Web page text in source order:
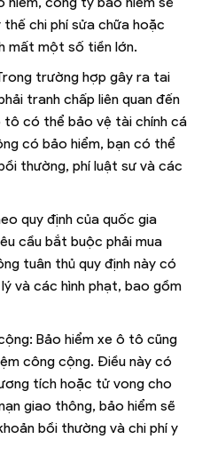
chi phí sửa chữa hoặc
mất một số tiền lớn.
trường hợp gây ra tai
tranh chấp liên quan đến
tô có thể bảo vệ tài chính cá
có bảo hiểm, bạn có thể
thường, phí luật sư và các
quy định của quốc gia
cầu bắt buộc phải mua
tuân thủ quy định này có
và các hình phạt, bao gồm
Bảo hiểm xe ô tô cũng
công cộng. Điều này có
tích hoặc tử vong cho
giao thông, bảo hiểm sẽ
bồi thường và chi phí y